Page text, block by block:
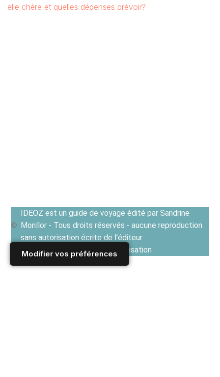
Modifier vos préférences
elle chère et quelles dépenses prévoir?
IDEOZ est un guide de voyage édité par Sandrine
Monllor - Tous droits réservés - aucune reproduction
sans autorisation écrite de l'éditeur
Voir les Conditions générales d'utilisation